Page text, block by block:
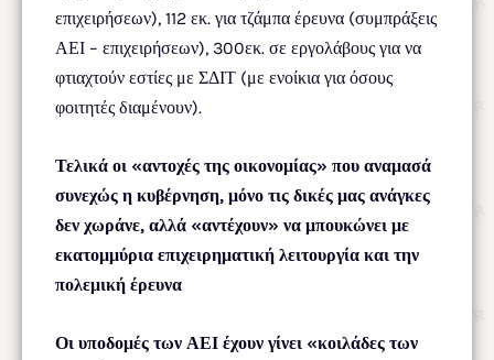
επιχειρήσεων), 112 εκ. για τζάμπα έρευνα (συμπράξεις
ΑΕΙ – επιχειρήσεων), 300εκ. σε εργολάβους για να
φτιαχτούν εστίες με ΣΔΙΤ (με ενοίκια για όσους
φοιτητές διαμένουν).
Τελικά οι «αντοχές της οικονομίας» που αναμασά
συνεχώς η κυβέρνηση, μόνο τις δικές μας ανάγκες
δεν χωράνε, αλλά «αντέχουν» να μπουκώνει με
εκατομμύρια επιχειρηματική λειτουργία και την
πολεμική έρευνα
Οι υποδομές των ΑΕΙ έχουν γίνει «κοιλάδες των